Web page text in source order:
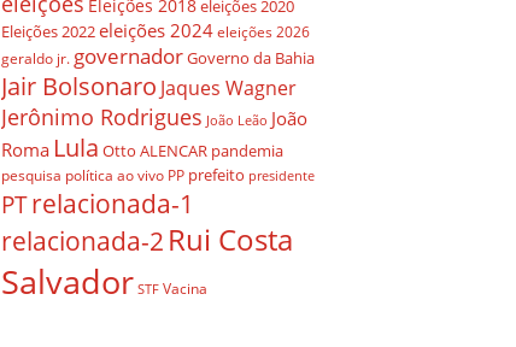
Eleições 2018eleições 2020
Eleições 2022eleições 2024 eleições 2026
geraldo jr. governadorGoverno da Bahia
Jair Bolsonaro Jaques Wagner
Jerônimo Rodrigues João Leão João
Roma Lula Otto ALENCAR pandemia
pesquisa política ao vivo PP prefeito presidente
PTrelacionada-1
relacionada-2 Rui Costa
Salvador STF Vacina